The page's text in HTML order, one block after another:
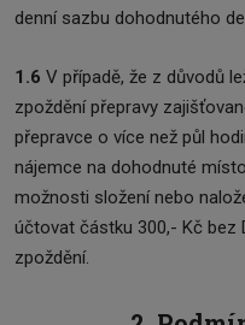
denní sazbu dohodnutého
1.6 V případě, že z důvodů
zpoždění přepravy
přepravce o více než půl
nájemce na dohodnuté
možnosti složení nebo
účtovat částku 300,- Kč bez
zpoždění.